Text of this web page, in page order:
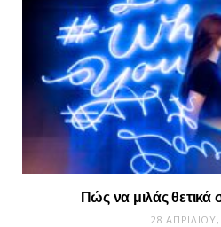
Πώς να μιλάς θετικά
28 ΑΠΡΙΛΊΟΥ,